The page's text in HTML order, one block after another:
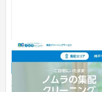
ノムラクリーニング
ランディングページ ファッシ
清潔感と高品質を訴求する